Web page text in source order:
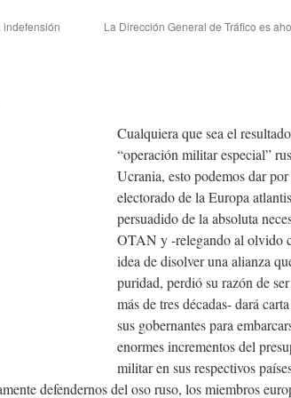
indefensión
La Dirección General de Tráfico es
Cualquiera que sea el
“operación militar especial”
Ucrania, esto podemos dar
electorado de la Europa
persuadido de la absoluta
OTAN y -relegando al olvido
idea de disolver una alianza
puridad, perdió su razón de
más de tres décadas- dará
sus gobernantes para
enormes incrementos del
militar en sus respectivos
defendernos del oso ruso, los miembros